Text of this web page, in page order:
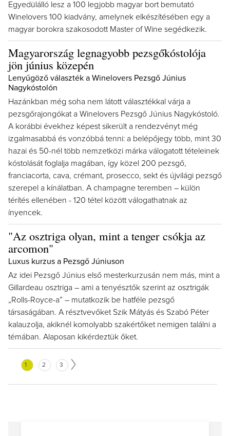
Egyedülálló lesz a 100 legjobb magyar bort bemutató
Winelovers 100 kiadvány, amelynek elkészítésében egy a
magyar borokra szakosodott Master of Wine segédkezik.
Magyarország legnagyobb pezsgőkóstolója
jön június közepén
Lenyűgöző választék a Winelovers Pezsgő Június
Nagykóstolón
Hazánkban még soha nem látott választékkal várja a
pezsgőrajongókat a Winelovers Pezsgő Június Nagykóstoló.
A korábbi évekhez képest sikerült a rendezvényt még
izgalmasabbá és vonzóbbá tenni: a belépőjegy több, mint 30
hazai és 50-nél több nemzetközi márka válogatott tételeinek
kóstolását foglalja magában, így közel 200 pezsgő,
franciacorta, cava, crémant, prosecco, sekt és újvilági pezsgő
szerepel a kínálatban. A champagne teremben – külön
térítés ellenében - 120 tétel között válogathatnak az
ínyencek.
"Az osztriga olyan, mint a tenger csókja az
arcomon"
Luxus kurzus a Pezsgő Júniuson
Az idei Pezsgő Június első mesterkurzusán nem más, mint a
Gillardeau osztriga – ami a tenyésztők szerint az osztrigák
„Rolls-Royce-a” – mutatkozik be hatféle pezsgő
társaságában. A résztvevőket Szik Mátyás és Szabó Péter
kalauzolja, akiknél komolyabb szakértőket nemigen találni a
témában. Alaposan kikérdeztük őket.
1 2 3